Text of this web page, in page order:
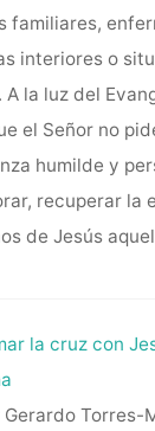
familiares,
interiores o
A la luz del
el Señor no
humilde y
recuperar la
de Jesús
la cruz con
Gerardo Torres-